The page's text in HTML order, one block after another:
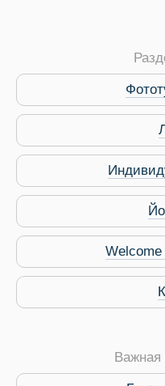
Service Дахаб